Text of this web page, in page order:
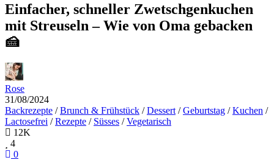
Einfacher, schneller Zwetschgenkuchen
mit Streuseln – Wie von Oma gebacken
🍰
Rose
31/08/2024
Backrezepte /Brunch & Frühstück /Dessert /Geburtstag /Kuchen /
Lactosefrei /Rezepte / Süsses /Vegetarisch
12K
4
0